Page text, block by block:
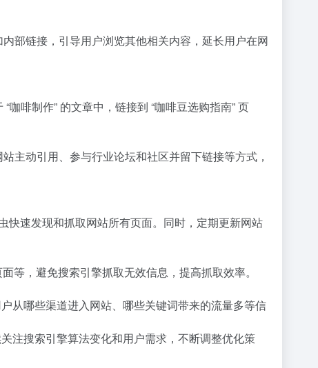
部链接，引导用户浏览其他相关内容，延长用户在网
啡制作” 的文章中，链接到 “咖啡豆选购指南” 页
主动引用、参与行业论坛和社区并留下链接等方式，
快速发现和抓取网站所有页面。同时，定期更新网站
等，避免搜索引擎抓取无效信息，提高抓取效率。
从哪些渠道进入网站、哪些关键词带来的流量多等信
注搜索引擎算法变化和用户需求，不断调整优化策